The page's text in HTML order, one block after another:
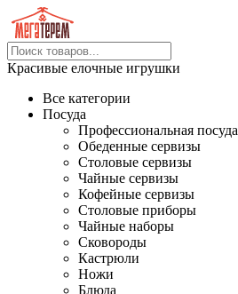
Красивые елочные игрушки
Все категории
Посуда
Профессиональная посуда
Обеденные сервизы
Столовые сервизы
Чайные сервизы
Кофейные сервизы
Столовые приборы
Чайные наборы
Сковороды
Кастрюли
Ножи
Блюда